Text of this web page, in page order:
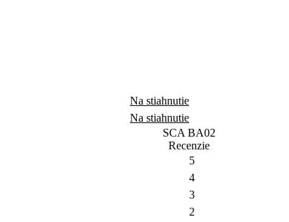
Na stiahnutie
Na stiahnutie
SCA BA02
Recenzie
5
4
3
2